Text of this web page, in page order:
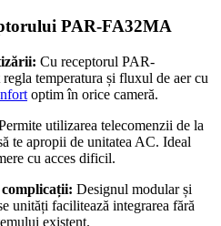
PAR-FA32MA
Cu receptorul PAR-
temperatura și fluxul de aer cu
optim în orice cameră.
utilizarea telecomenzii de la
te apropii de unitatea AC. Ideal
cu acces dificil.
Designul modular și
unități facilitează integrarea fără
existent.